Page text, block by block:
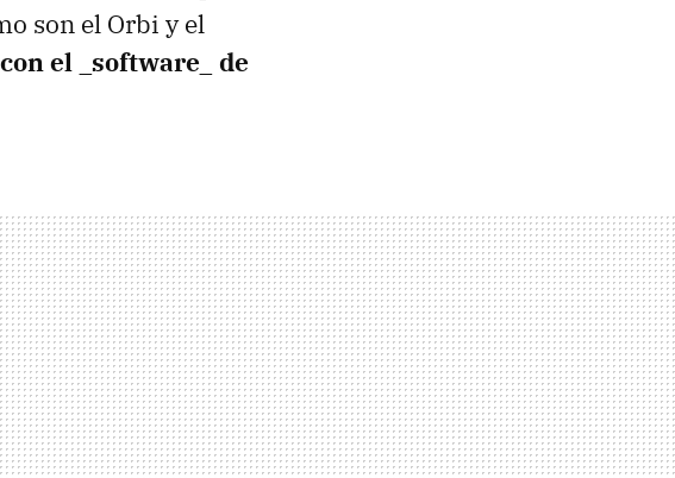
son el Orbi y el
el _software_ de